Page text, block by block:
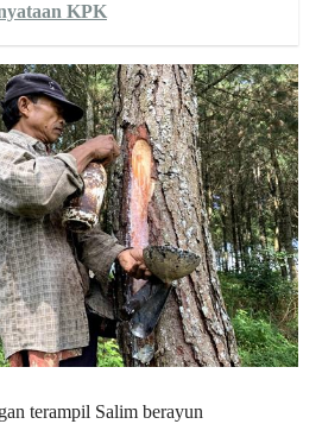
KPK
terampil Salim berayun